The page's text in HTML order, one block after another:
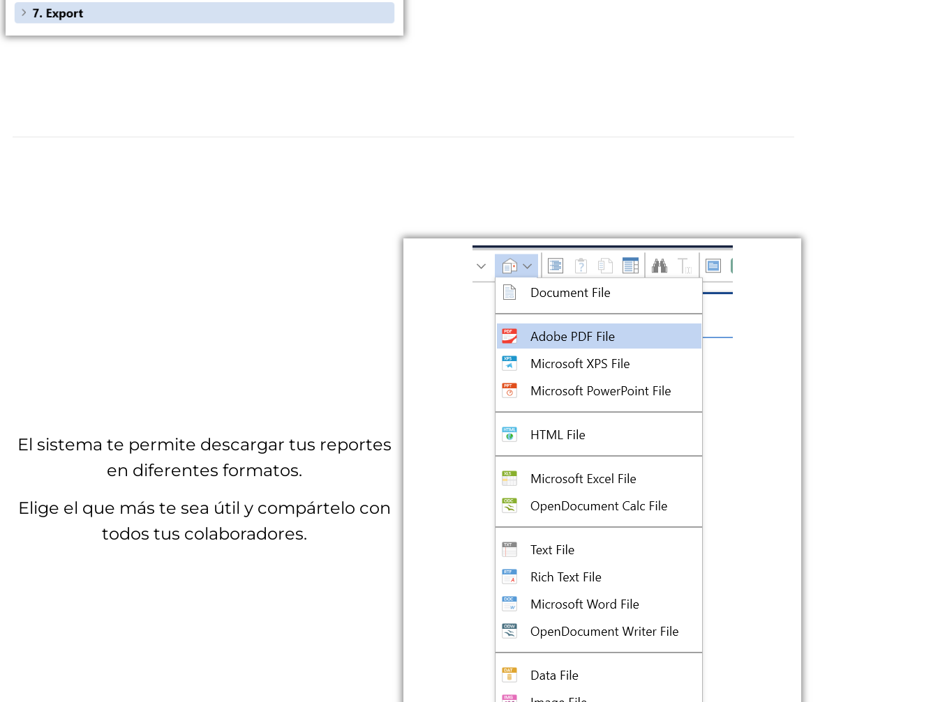
El sistema te permite descargar tus reportes
en diferentes formatos.
Elige el que más te sea útil y compártelo con
todos tus colaboradores.